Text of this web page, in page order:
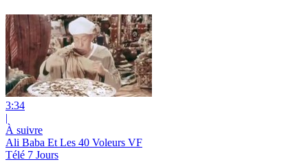
3:34
|
À suivre
Ali Baba Et Les 40 Voleurs VF
Télé 7 Jours